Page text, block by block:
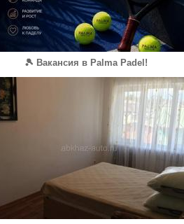
🎾 Вакансия в Palma Padel!